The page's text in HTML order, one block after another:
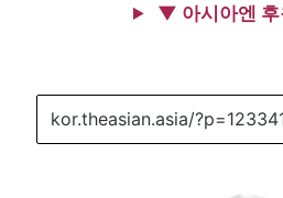
▼ 아시아엔